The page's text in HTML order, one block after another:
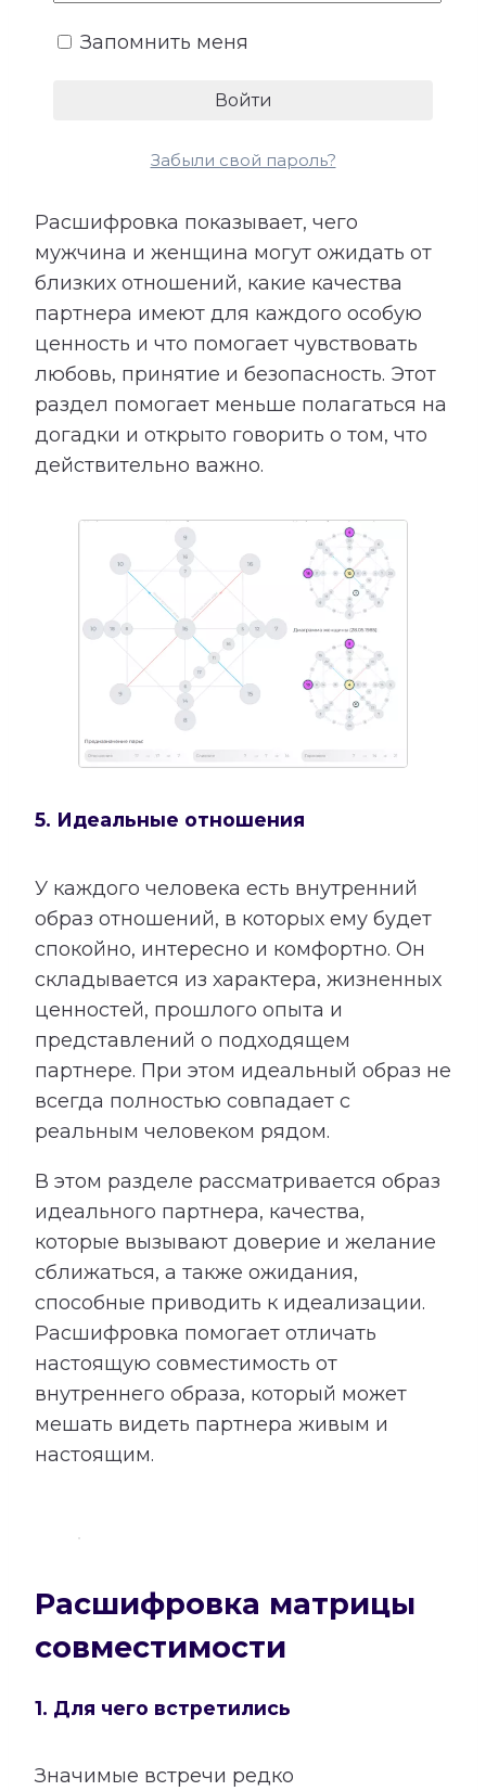
эмоциональная поддержка. Не все
поэтому их несоответствие часто
разочарований.
Расшифровка показывает, чего
мужчина и женщина могут ожидать от
близких отношений, какие качества
партнера имеют для каждого особую
ценность и что помогает чувствовать
любовь, принятие и безопасность. Этот
раздел помогает меньше полагаться на
догадки и открыто говорить о том, что
действительно важно.
5. Идеальные отношения
У каждого человека есть внутренний
образ отношений, в которых ему будет
спокойно, интересно и комфортно. Он
складывается из характера, жизненных
ценностей, прошлого опыта и
представлений о подходящем
партнере. При этом идеальный образ не
всегда полностью совпадает с
реальным человеком рядом.
В этом разделе рассматривается образ
идеального партнера, качества,
которые вызывают доверие и желание
сближаться, а также ожидания,
способные приводить к идеализации.
Расшифровка помогает отличать
настоящую совместимость от
внутреннего образа, который может
мешать видеть партнера живым и
настоящим.
Расшифровка матрицы
совместимости
1. Для чего встретились
Значимые встречи редко
Запомнить меня
Забыли свой пароль?